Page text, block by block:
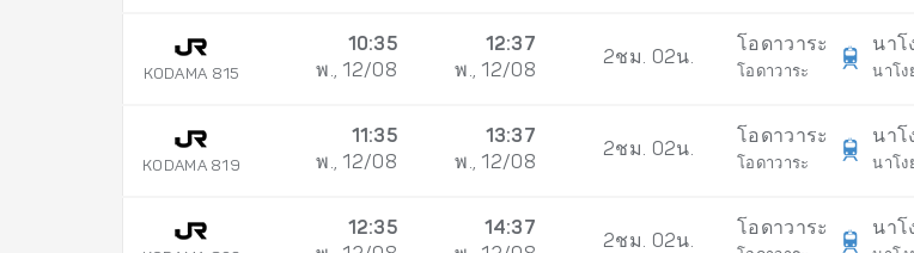
KODAMA 815
10:35
พ., 12/08
12:37
พ., 12/08
2ชม. 02น.
โอดาวาระ
โอดาวาระ
นาโ
นาโง
KODAMA 819
11:35
พ., 12/08
13:37
พ., 12/08
2ชม. 02น.
โอดาวาระ
โอดาวาระ
นาโ
นาโง
12:35
14:37
2ชม. 02น.
โอดาวาระ นาโ